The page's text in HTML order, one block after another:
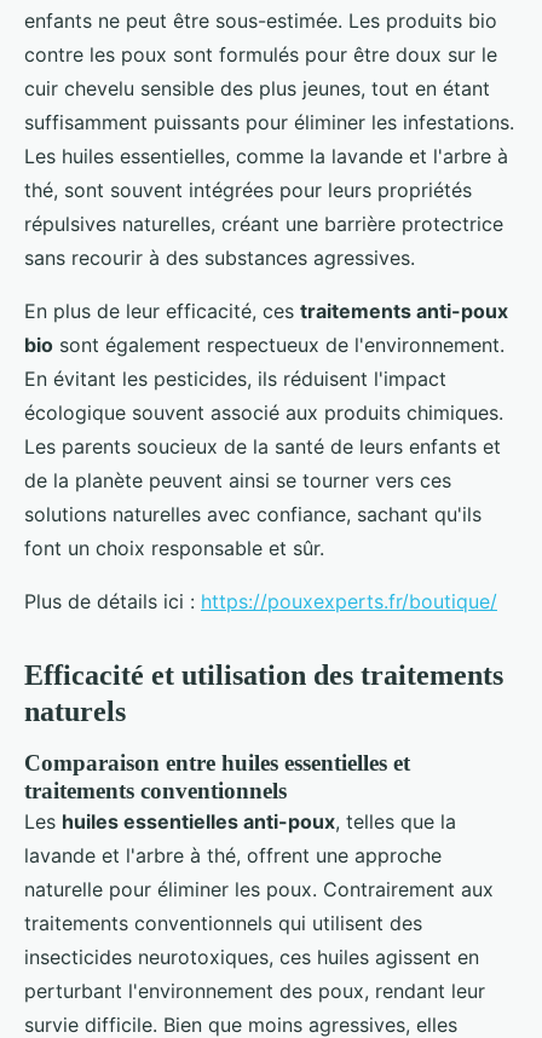
enfants ne peut être sous-estimée. Les produits bio
contre les poux sont formulés pour être doux sur le
cuir chevelu sensible des plus jeunes, tout en étant
suffisamment puissants pour éliminer les infestations.
Les huiles essentielles, comme la lavande et l'arbre à
thé, sont souvent intégrées pour leurs propriétés
répulsives naturelles, créant une barrière protectrice
sans recourir à des substances agressives.
En plus de leur efficacité, ces traitements anti-poux
bio sont également respectueux de l'environnement.
En évitant les pesticides, ils réduisent l'impact
écologique souvent associé aux produits chimiques.
Les parents soucieux de la santé de leurs enfants et
de la planète peuvent ainsi se tourner vers ces
solutions naturelles avec confiance, sachant qu'ils
font un choix responsable et sûr.
Plus de détails ici : https://pouxexperts.fr/boutique/
Efficacité et utilisation des traitements
naturels
Comparaison entre huiles essentielles et
traitements conventionnels
Les huiles essentielles anti-poux, telles que la
lavande et l'arbre à thé, offrent une approche
naturelle pour éliminer les poux. Contrairement aux
traitements conventionnels qui utilisent des
insecticides neurotoxiques, ces huiles agissent en
perturbant l'environnement des poux, rendant leur
survie difficile. Bien que moins agressives, elles